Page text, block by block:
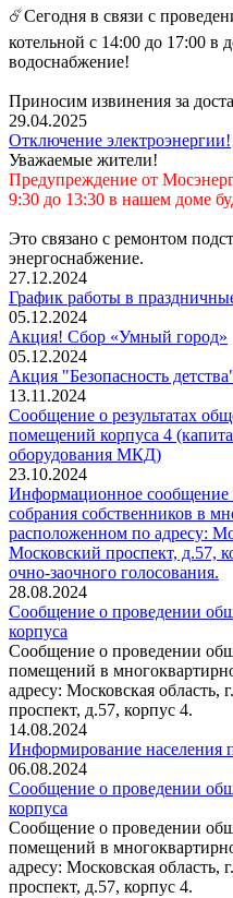
☄️Сегодня в связи с
котельной с 14:00 до 17:00 в
водоснабжение!
Приносим извинения за
29.04.2025
Отключение электроэнергии!
Уважаемые жители!
Предупреждение от
9:30 до 13:30 в нашем доме
Это связано с ремонтом
энергоснабжение.
27.12.2024
График работы в
05.12.2024
Акция! Сбор «Умный город»
05.12.2024
Акция "Безопасность
13.11.2024
Сообщение о результатах
помещений корпуса 4
оборудования МКД)
23.10.2024
Информационное сообщение
собрания собственников в
расположенном по адресу:
Московский проспект, д.57,
очно-заочного голосования.
28.08.2024
Сообщение о проведении
корпуса
Сообщение о проведении
помещений в
адресу: Московская
проспект, д.57, корпус 4.
14.08.2024
Информирование
06.08.2024
Сообщение о проведении
корпуса
Сообщение о проведении
помещений в
адресу: Московская
проспект, д.57, корпус 4.